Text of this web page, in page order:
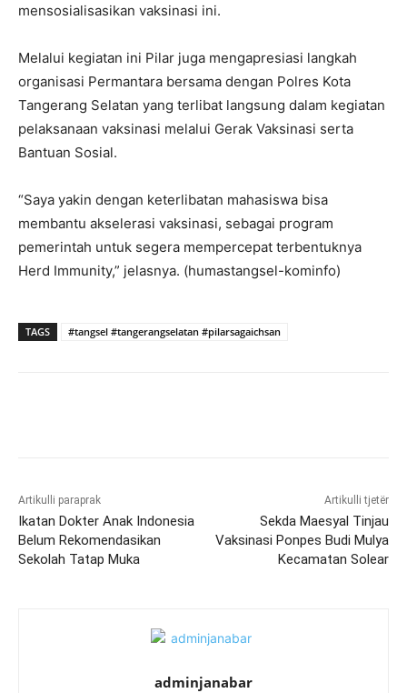
mensosialisasikan vaksinasi ini.
Melalui kegiatan ini Pilar juga mengapresiasi langkah
organisasi Permantara bersama dengan Polres Kota
Tangerang Selatan yang terlibat langsung dalam kegiatan
pelaksanaan vaksinasi melalui Gerak Vaksinasi serta
Bantuan Sosial.
“Saya yakin dengan keterlibatan mahasiswa bisa
membantu akselerasi vaksinasi, sebagai program
pemerintah untuk segera mempercepat terbentuknya
Herd Immunity,” jelasnya. (humastangsel-kominfo)
TAGS #tangsel #tangerangselatan #pilarsagaichsan
Artikulli paraprak
Ikatan Dokter Anak Indonesia
Belum Rekomendasikan
Sekolah Tatap Muka
Artikulli tjetër
Sekda Maesyal Tinjau
Vaksinasi Ponpes Budi Mulya
Kecamatan Solear
adminjanabar